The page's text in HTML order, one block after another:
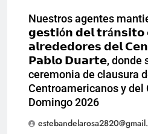
Nuestros agentes
𝗴𝗲𝘀𝘁𝗶ó𝗻 𝗱𝗲𝗹 𝘁𝗿á𝗻𝘀𝗶𝘁𝗼
𝗮𝗹𝗿𝗲𝗱𝗲𝗱𝗼𝗿𝗲𝘀 𝗱𝗲𝗹
𝗣𝗮𝗯𝗹𝗼 𝗗𝘂𝗮𝗿𝘁𝗲, donde
ceremonia de clausura
Centroamericanos y del
Domingo 2026